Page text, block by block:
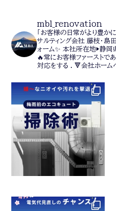
mbl_renovation
「お客様の日常がより豊か
サルティング会社 藤枝・島
ォーム✨ 本社所在地▶静岡
🔥常にお客様ファーストで
対応をする . 🔻会社ホーム